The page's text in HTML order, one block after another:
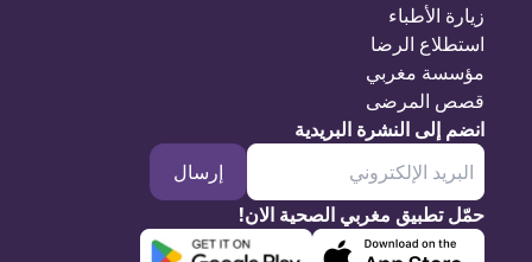
زيارة الأطباء
استطلاع الرضا
مؤسسة مغربي
قصص المرضى
انضم إلى النشرة البريدية
إرسال
حمّل تطبيق مغربي الصحية الان!